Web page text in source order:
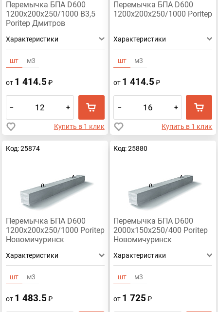
Перемычка БПА D600
1200х200х250/1000 B3,5
Poritep Дмитров
Характеристики
шт м3
от 1 414.5 ₽
– +
Купить в 1 клик
Перемычка БПА D600
1200х200х250/1000 Poritep
Характеристики
шт м3
от 1 414.5 ₽
– +
Купить в 1 клик
Код: 25874
Перемычка БПА D600
1200х200х250/1000 Poritep
Новомичуринск
Характеристики
шт м3
от 1 483.5 ₽
Код: 25880
Перемычка БПА D600
2000х150х250/400 Poritep
Новомичуринск
Характеристики
шт м3
от 1 725 ₽